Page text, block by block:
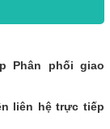
Phân phối giao
liên hệ trực tiếp